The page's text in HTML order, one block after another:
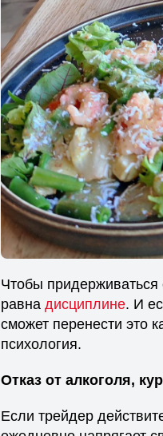
Чтобы
равна дисциплине. И
сможет перенести это
психология.
Отказ от алкоголя,
Если трейдер